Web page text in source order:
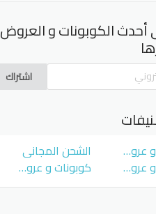
الكوبونات و العروض
اشتراك
كوبونات و عروض سوق كوم
الشحن المجاني
كوبونات و عروض نمشي Namshi
كوبونات و عروض نون Noon